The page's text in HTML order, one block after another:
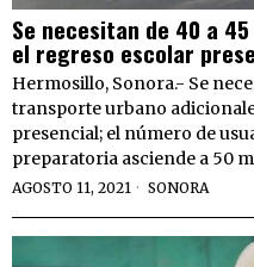
Se necesitan de 40 a
el regreso escolar
Hermosillo, Sonora.- Se
transporte urbano
presencial; el número de
preparatoria asciende a 50
AGOSTO 11, 2021 SONORA